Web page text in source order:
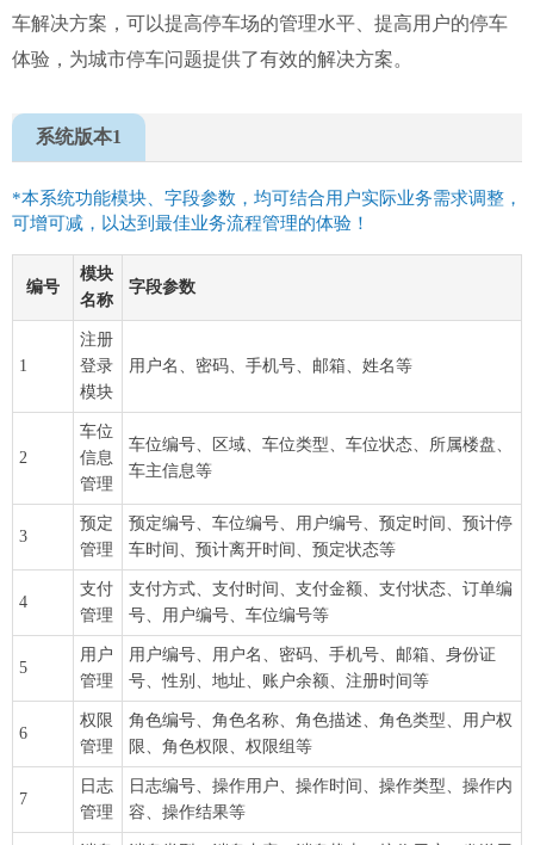
车解决方案，可以提高停车场的管理水平、提高用户的停车
体验，为城市停车问题提供了有效的解决方案。
系统版本1
*本系统功能模块、字段参数，均可结合用户实际业务需求调整，
可增可减，以达到最佳业务流程管理的体验！
编号
模块
名称
字段参数
1
注册
登录
模块
用户名、密码、手机号、邮箱、姓名等
2
车位
信息
管理
车位编号、区域、车位类型、车位状态、所属楼盘、
车主信息等
3
预定
管理
预定编号、车位编号、用户编号、预定时间、预计停
车时间、预计离开时间、预定状态等
4
支付
管理
支付方式、支付时间、支付金额、支付状态、订单编
号、用户编号、车位编号等
5
用户
管理
用户编号、用户名、密码、手机号、邮箱、身份证
号、性别、地址、账户余额、注册时间等
6
权限
管理
角色编号、角色名称、角色描述、角色类型、用户权
限、角色权限、权限组等
7
日志
管理
日志编号、操作用户、操作时间、操作类型、操作内
容、操作结果等